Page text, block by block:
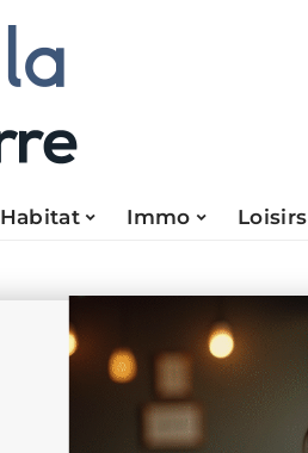
Habitat Immo Loisirs